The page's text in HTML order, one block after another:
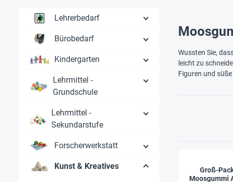
Lehrerbedarf
Bürobedarf
Kindergarten
Lehrmittel -
Grundschule
Lehrmittel -
Sekundarstufe
Forscherwerkstatt
Kunst & Kreatives
Wussten Sie,
leicht zu
Figuren und
Groß-
Moosgummi